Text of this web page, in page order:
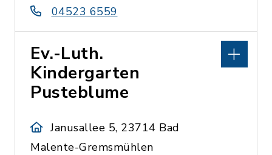
04523 6559
Ev.-Luth.
Kindergarten
Pusteblume
Janusallee 5, 23714 Bad
Malente-Gremsmühlen